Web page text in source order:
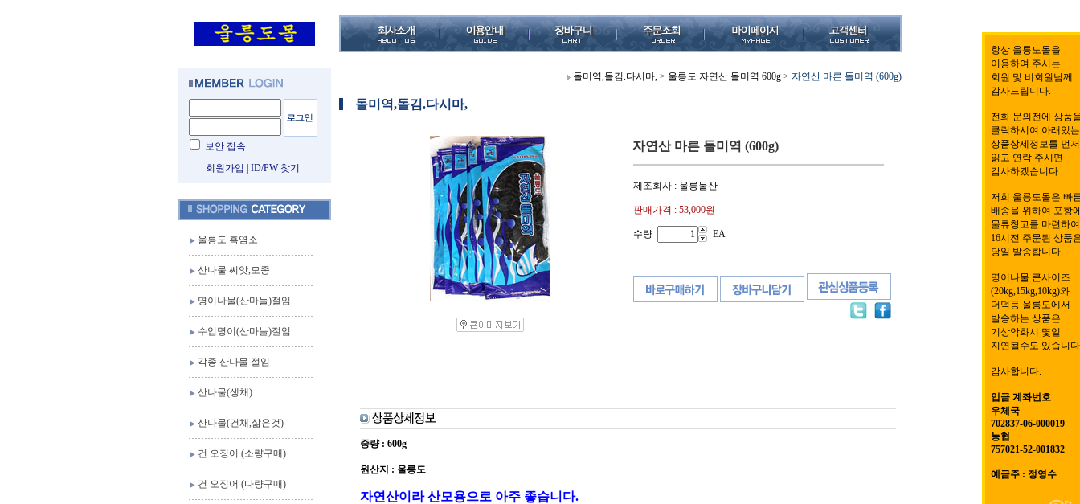
보안 접속
회원가입
ID/PW 찾기
울릉도 흑염소
산나물 씨앗,모종
명이나물(산마늘)절임
수입명이(산마늘)절임
각종 산나물 절임
산나물(생채)
산나물(건채,삶은것)
건 오징어 (소량구매)
건 오징어 (다량구매)
돌미역,돌김.다시마, > 울릉도 자연산 돌미역 600g > 자연산 마른 돌미역 (600g)
돌미역,돌김.다시마,
자연산 마른 돌미역 (600g)
제조회사 : 울릉물산
판매가격 : 53,000원
수량 EA
중량 : 600g
원산지 : 울릉도
자연산이라 산모용으로 아주 좋습니다.
항상 울릉도몰을
이용하여 주시는
회원 및 비회원님께
감사드립니다.
전화 문의전에 상품
클릭하시여 아래있는
상품상세정보를 먼저
읽고 연락 주시면
감사하겠습니다.
저희 울릉도몰은 빠
배송을 위하여 포항
물류창고를 마련하여
16시전 주문된 상품
당일 발송합니다.
명이나물 큰사이즈
(20kg,15kg,10kg)와
더덕등 울릉도에서
발송하는 상품은
기상악화시 몇일
지연될수도 있습니
감사합니다.
입금 계좌번호
우체국
702837-06-000019
농협
757021-52-001832
예금주 : 정영수